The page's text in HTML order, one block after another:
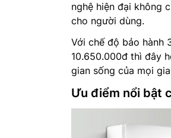
nghệ hiện đại không
cho người dùng.
Với chế độ bảo hành
10.650.000đ thì đây
gian sống của mọi
Ưu điểm nổi bật